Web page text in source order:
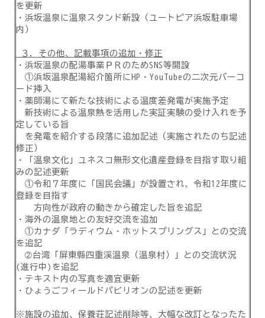
を更新
・浜坂温泉に温泉スタンド新設（ユートピア浜坂駐車場
内）
３．その他、記載事項の追加・修正
・浜坂温泉の配湯事業ＰＲのためSNS等開設
①浜坂温泉配湯紹介箇所にHP・YouTubeの二次元バーコ
ード挿入
・薬師湯にて新たな技術による温度差発電が実施予定
新技術による温泉熱を活用した実証実験の受け入れを予
定している旨
を発電を紹介する段落に追加記述（実施されたのち記述
修正）
・「温泉文化」ユネスコ無形文化遺産登録を目指す取り組
みの記述更新
①令和７年度に「国民会議」が設置され、令和12年度に
登録を目指す
方向性が政府の動きから確定した旨を追記
・海外の温泉地との友好交流を追加
①カナダ「ラディウム・ホットスプリングス」との交流
を追記
➁台湾「屏東縣四重渓温泉（温泉村）」との交流状況
(進行中)を追記
・テキスト内の写真を適宜更新
・ひょうごフィールドパビリオンの記述を更新
※施設の追加、保養荘記述削除等、大幅な改訂となったた